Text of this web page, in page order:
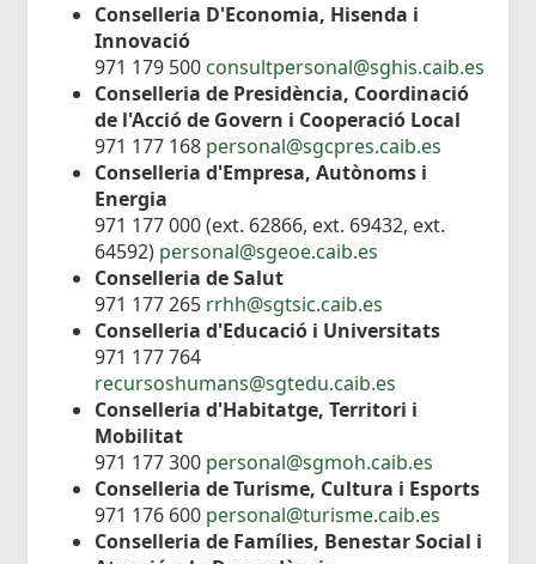
Conselleria D'Economia, Hisenda i
Innovació
971 179 500 consultpersonal@sghis.caib.es
Conselleria de Presidència, Coordinació
de l'Acció de Govern i Cooperació Local
971 177 168 personal@sgcpres.caib.es
Conselleria d'Empresa, Autònoms i
Energia
971 177 000 (ext. 62866, ext. 69432, ext.
64592) personal@sgeoe.caib.es
Conselleria de Salut
971 177 265 rrhh@sgtsic.caib.es
Conselleria d'Educació i Universitats
971 177 764
recursoshumans@sgtedu.caib.es
Conselleria d'Habitatge, Territori i
Mobilitat
971 177 300 personal@sgmoh.caib.es
Conselleria de Turisme, Cultura i Esports
971 176 600 personal@turisme.caib.es
Conselleria de Famílies, Benestar Social i